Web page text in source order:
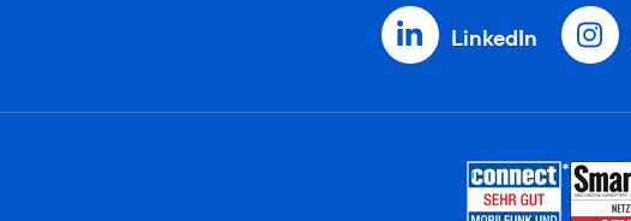
LinkedIn